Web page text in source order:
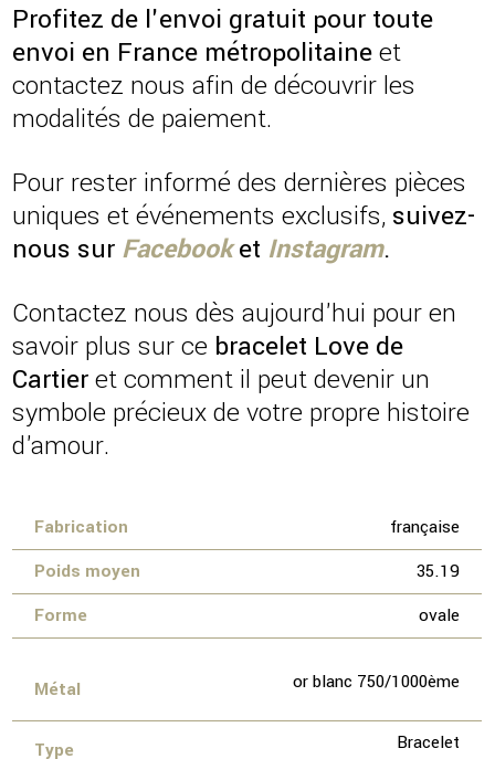
Profitez de l'envoi gratuit pour toute
envoi en France métropolitaineet
contactez nous afin de découvrir les
modalités de paiement.
Pour rester informé des dernières pièces
uniques et événements exclusifs, suivez-
nous sur Facebook et Instagram.
Contactez nous dès aujourd'hui pour en
savoir plus sur ce bracelet Love de
Cartieret comment il peut devenir un
symbole précieux de votre propre histoire
d'amour.
Fabrication
française
Poids moyen
35.19
Forme
ovale
Métal or blanc 750/1000ème
Type Bracelet